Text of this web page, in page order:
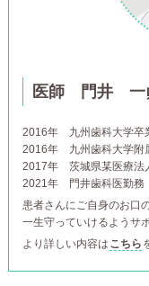
医師 門井 一
2016年 九州歯科大学卒
2016年 九州歯科大学
2017年 茨城県某医療
2021年 門井歯科医勤務
患者さんにご自身のお口
一生守っていけるようサ
より詳しい内容は こちら